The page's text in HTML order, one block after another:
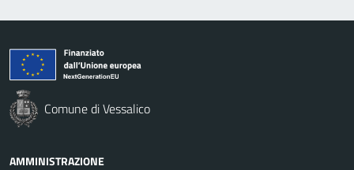
Comune di Vessalico
AMMINISTRAZIONE